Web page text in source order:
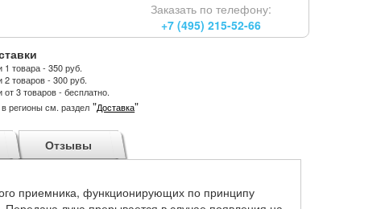
Заказать по телефону:
+7 (495) 215-52-66
1 товара - 350 руб.
2 товаров - 300 руб.
3 товаров - бесплатно.
регионы см. раздел "Доставка"
Отзывы
приемника, функционирующих по принципу